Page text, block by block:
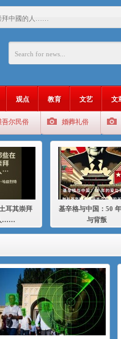
拜中國的人……
爱与背叛
去理智 / 伊利夏提
中的挣扎
的红衣女孩
绝
观点 教育 文艺 文
吾尔民俗 婚葬礼俗
耳其崇拜
……
基辛格与中国：50
与背叛